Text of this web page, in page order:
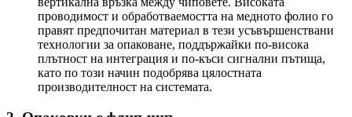
проводимост и обработваемостта на медното фолио го
правят предпочитан материал в тези усъвършенствани
технологии за опаковане, поддържайки по-висока
плътност на интеграция и по-къси сигнални пътища,
като по този начин подобрява цялостната
производителност на системата.